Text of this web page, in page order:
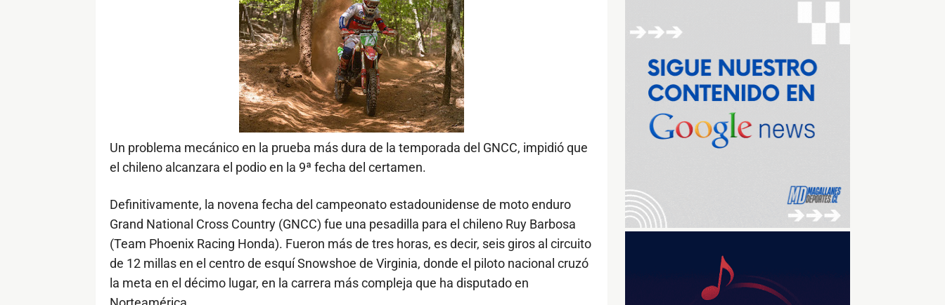
Un problema mecánico en la prueba más dura de la temporada del GNCC, impidió que
el chileno alcanzara el podio en la 9ª fecha del certamen.
Definitivamente, la novena fecha del campeonato estadounidense de moto enduro
Grand National Cross Country (GNCC) fue una pesadilla para el chileno Ruy Barbosa
(Team Phoenix Racing Honda). Fueron más de tres horas, es decir, seis giros al circuito
de 12 millas en el centro de esquí Snowshoe de Virginia, donde el piloto nacional cruzó
la meta en el décimo lugar, en la carrera más compleja que ha disputado en